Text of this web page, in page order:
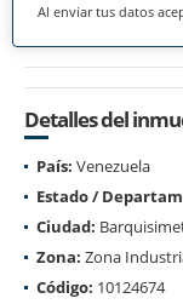
Al enviar tus datos
Detalles del
País: Venezuela
Estado /
Ciudad:
Zona: Zona
Código: 10124674